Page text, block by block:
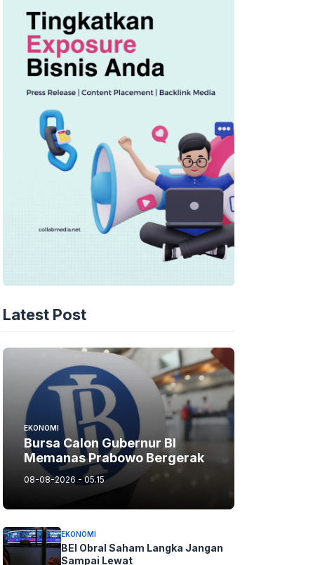
Latest Post
EKONOMI
Bursa Calon Gubernur BI
Memanas Prabowo Bergerak
08-08-2026 - 05.15
EKONOMI
BEI Obral Saham Langka Jangan
Sampai Lewat